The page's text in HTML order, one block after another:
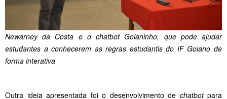
Newarney da Costa e o chatbot Goianinho, que pode ajudar
estudantes a conhecerem as regras estudantis do IF Goiano de
forma interativa
Outra ideia apresentada foi o desenvolvimento de chatbotpara